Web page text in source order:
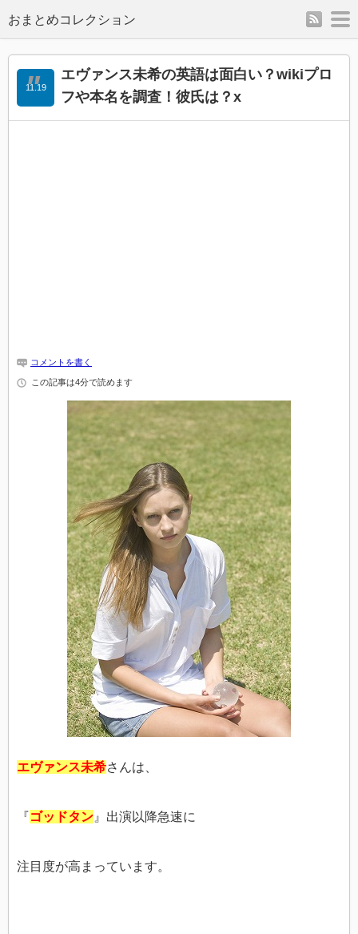
rss
エヴァンス未希の英語は面白い？wikiプロ
フや本名を調査！彼氏は？x
11.19
コメントを書く
この記事は4分で読めます
エヴァンス未希さんは、
『ゴッドタン 』出演以降急速に
注目度が高まっています。